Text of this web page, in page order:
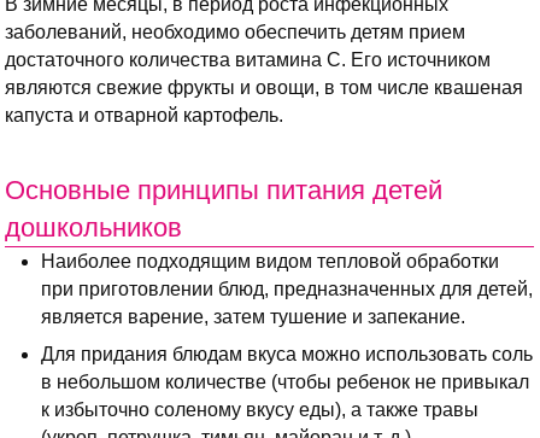
В зимние месяцы, в период роста инфекционных
заболеваний, необходимо обеспечить детям прием
достаточного количества витамина С. Его источником
являются свежие фрукты и овощи, в том числе квашеная
капуста и отварной картофель.
Основные принципы питания детей
дошкольников
Наиболее подходящим видом тепловой обработки
при приготовлении блюд, предназначенных для детей,
является варение, затем тушение и запекание.
Для придания блюдам вкуса можно использовать соль
в небольшом количестве (чтобы ребенок не привыкал
к избыточно соленому вкусу еды), а также травы